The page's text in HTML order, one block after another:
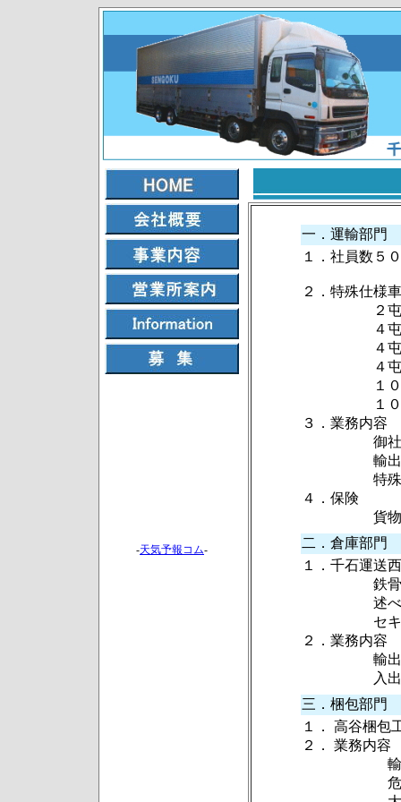
-天気予報コム-
一．運輸部門
１．社員
２．特殊仕様
２屯ゲー
４屯エア
４屯エア
４屯エア
１０屯エ
１０屯空
３．業務内容
御社より指
輸出・輸入
特殊施設(
４．保険
貨物運
二．倉庫部門
１．千石運送
鉄骨造 地
述べ面積
セキュリ
２．業務内容
輸出入貨物
入出庫発
三．梱包部門
１． 高谷梱包
２． 業務内容
輸出貨物
危険品梱